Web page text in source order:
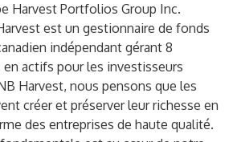
Harvest Portfolios Group Inc.
est un gestionnaire de fonds
indépendant gérant 8
actifs pour les investisseurs
Harvest, nous pensons que les
créer et préserver leur richesse en
des entreprises de haute qualité.